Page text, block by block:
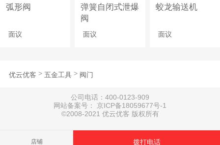
弧形阀
面议
弹簧自闭式泄爆
阀
面议
蛟龙输送机
面议
优云优客 > 五金工具 > 阀门
公司电话：400-0123-909
网站备案号： 京ICP备18059677号-1
©2008-2021 优云优客 版权所有
店铺 拨打电话